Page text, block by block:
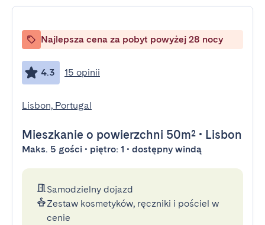
Najlepsza cena za pobyt powyżej 28 nocy
4.3 15 opinii
Lisbon, Portugal
Mieszkanie o powierzchni 50m² • Lisbon
Maks. 5 gości • piętro: 1 • dostępny windą
Samodzielny dojazd
Zestaw kosmetyków, ręczniki i pościel w
cenie